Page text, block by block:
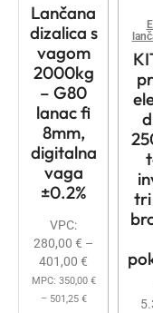
Lančana
dizalica s
vagom
2000kg
– G80
lanac fi
8mm,
digitalna
vaga
±0.2%
VPC:
280,00 € –
401,00 €
MPC: 350,00 €
– 501,25 €
tri